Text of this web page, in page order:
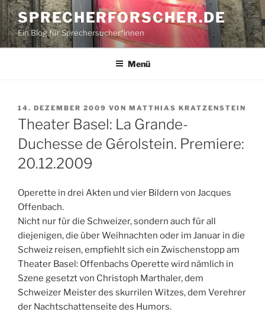
Zum
Inhalt
springen
SPRECHERFORSCHER.DE
Ein Blog für Sprechersucher*innen
Menü
VERÖFFENTLICHT
AM
14. DEZEMBER 2009 VON MATTHIAS KRATZENSTEIN
Theater Basel: La Grande-
Duchesse de Gérolstein. Premiere:
20.12.2009
Operette in drei Akten und vier Bildern von Jacques
Offenbach.
Nicht nur für die Schweizer, sondern auch für all
diejenigen, die über Weihnachten oder im Januar in die
Schweiz reisen, empfiehlt sich ein Zwischenstopp am
Theater Basel: Offenbachs Operette wird nämlich in
Szene gesetzt von Christoph Marthaler, dem
Schweizer Meister des skurrilen Witzes, dem Verehrer
der Nachtschattenseite des Humors.